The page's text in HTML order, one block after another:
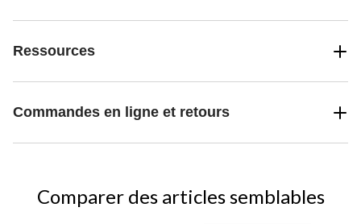
Ressources
Commandes en ligne et retours
Comparer des articles semblables